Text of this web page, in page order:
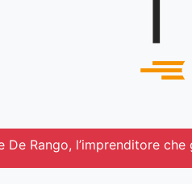
De Rango, l’imprenditore